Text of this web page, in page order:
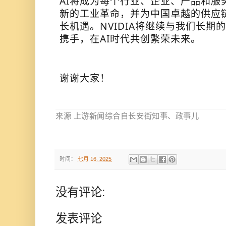
新的工业革命，并为中国卓越的供应
长机遇。NVIDIA将继续与我们长期
携手，在AI时代共创繁荣未来。
谢谢大家！
来源 上游新闻综合自长安街知事、政事儿
时间： 七月 16, 2025
没有评论:
发表评论